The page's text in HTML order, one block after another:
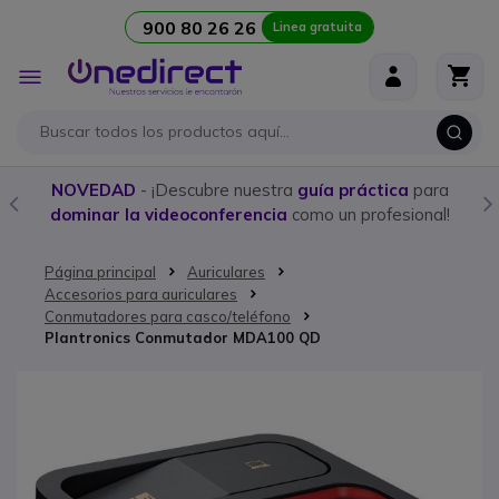
900 80 26 26 Linea gratuita
Toggle
Nav
NOVEDAD - ¡Descubre nuestra guía práctica para
dominar la videoconferencia como un profesional!
Página principal
Auriculares
Accesorios para auriculares
Conmutadores para casco/teléfono
Plantronics Conmutador MDA100 QD